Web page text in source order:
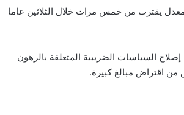
يقترب من خمس مرات خلال الثلاثين عاما
السياسات الضريبية المتعلقة بالرهون
من اقتراض مبالغ كبيرة.